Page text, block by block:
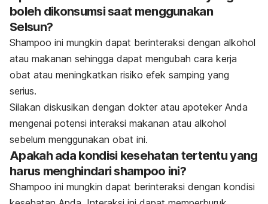
boleh dikonsumsi saat menggunakan
Selsun?
Shampoo ini mungkin dapat berinteraksi dengan alkohol
atau makanan sehingga dapat mengubah cara kerja
obat atau meningkatkan risiko efek samping yang
serius.
Silakan diskusikan dengan dokter atau apoteker Anda
mengenai potensi interaksi makanan atau alkohol
sebelum menggunakan obat ini.
Apakah ada kondisi kesehatan tertentu yang
harus menghindari shampoo ini?
Shampoo ini mungkin dapat berinteraksi dengan kondisi